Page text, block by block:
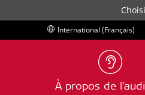
International (Français)
À propos de